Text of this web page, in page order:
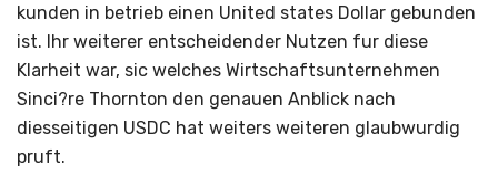
kunden in betrieb einen United states Dollar gebunden
ist. Ihr weiterer entscheidender Nutzen fur diese
Klarheit war, sic welches Wirtschaftsunternehmen
Sinci?re Thornton den genauen Anblick nach
diesseitigen USDC hat weiters weiteren glaubwurdig
pruft.